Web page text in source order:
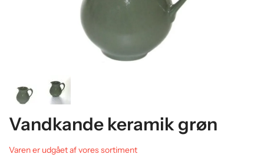
Vandkande keramik grøn
Varen er udgået af vores sortiment